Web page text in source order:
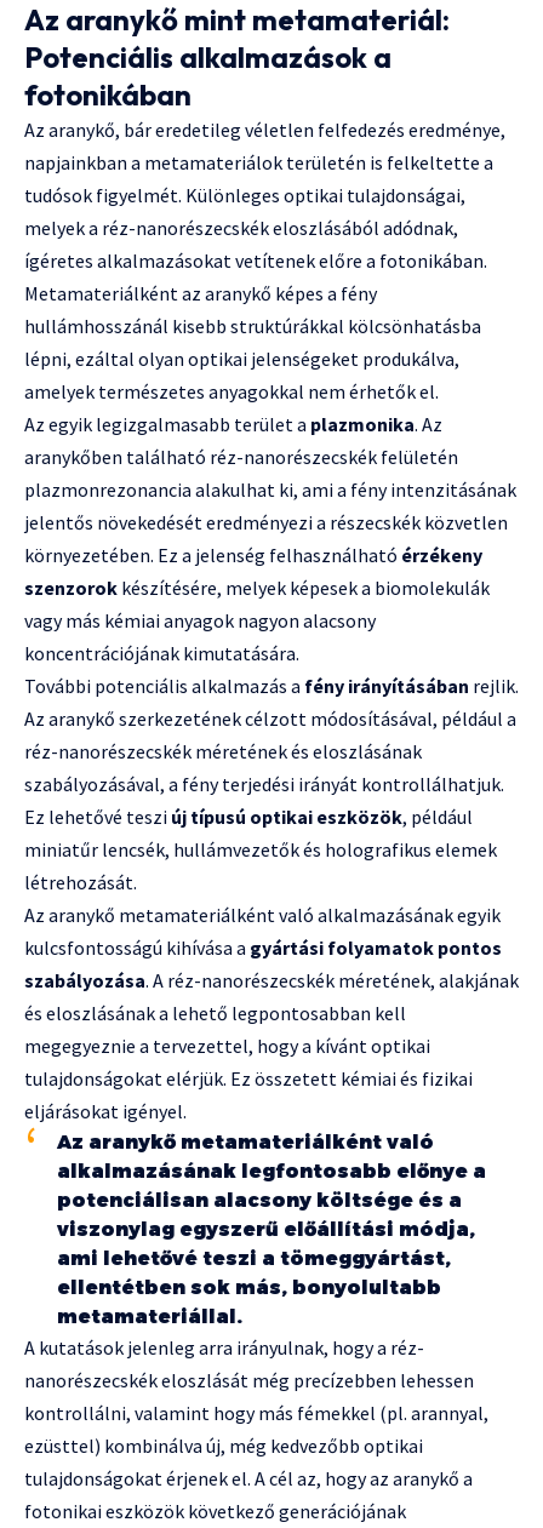
Az aranykő mint metamateriál:
Potenciális alkalmazások a
fotonikában
Az aranykő, bár eredetileg véletlen felfedezés eredménye,
napjainkban a metamateriálok területén is felkeltette a
tudósok figyelmét. Különleges optikai tulajdonságai,
melyek a réz-nanorészecskék eloszlásából adódnak,
ígéretes alkalmazásokat vetítenek előre a fotonikában.
Metamateriálként az aranykő képes a fény
hullámhosszánál kisebb struktúrákkal kölcsönhatásba
lépni, ezáltal olyan optikai jelenségeket produkálva,
amelyek természetes anyagokkal nem érhetők el.
Az egyik legizgalmasabb terület a plazmonika. Az
aranykőben található réz-nanorészecskék felületén
plazmonrezonancia alakulhat ki, ami a fény intenzitásának
jelentős növekedését eredményezi a részecskék közvetlen
környezetében. Ez a jelenség felhasználható érzékeny
szenzorok készítésére, melyek képesek a biomolekulák
vagy más kémiai anyagok nagyon alacsony
koncentrációjának kimutatására.
További potenciális alkalmazás a fény irányításában rejlik.
Az aranykő szerkezetének célzott módosításával, például a
réz-nanorészecskék méretének és eloszlásának
szabályozásával, a fény terjedési irányát kontrollálhatjuk.
Ez lehetővé teszi új típusú optikai eszközök, például
miniatűr lencsék, hullámvezetők és holografikus elemek
létrehozását.
Az aranykő metamateriálként való alkalmazásának egyik
kulcsfontosságú kihívása a gyártási folyamatok pontos
szabályozása. A réz-nanorészecskék méretének, alakjának
és eloszlásának a lehető legpontosabban kell
megegyeznie a tervezettel, hogy a kívánt optikai
tulajdonságokat elérjük. Ez összetett kémiai és fizikai
eljárásokat igényel.
Az aranykő metamateriálként való
alkalmazásának legfontosabb előnye a
potenciálisan alacsony költsége és a
viszonylag egyszerű előállítási módja,
ami lehetővé teszi a tömeggyártást,
ellentétben sok más, bonyolultabb
metamateriállal.
A kutatások jelenleg arra irányulnak, hogy a réz-
nanorészecskék eloszlását még precízebben lehessen
kontrollálni, valamint hogy más fémekkel (pl. arannyal,
ezüsttel) kombinálva új, még kedvezőbb optikai
tulajdonságokat érjenek el. A cél az, hogy az aranykő a
fotonikai eszközök következő generációjának